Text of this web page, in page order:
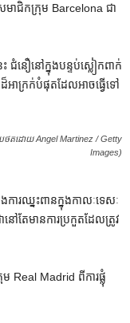
មាជិកក្រុម Barcelona ជា
ជំនឿនៅក្នុងបន្ទប់ស្លៀកពាក់
ាក្រក់បំផុតដែលអាចធ្វើទៅ
ថតដោយ Angel Martinez / Getty
Images)
ារឈ្នះពានក្នុងកាលៈទេសៈ
ៅតែមានការប្រកួតដែលត្រូវ
Real Madrid ពីការផ្លុំ